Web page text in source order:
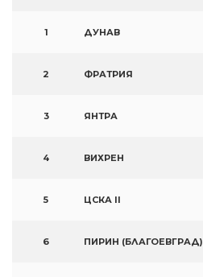
1 ДУНАВ
2 ФРАТРИЯ
3 ЯНТРА
4 ВИХРЕН
5 ЦСКА II
6 ПИРИН (БЛАГОЕВГРАД)